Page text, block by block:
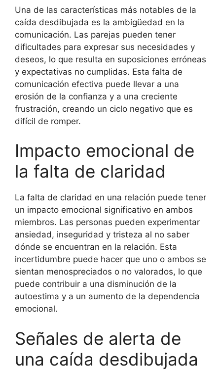
Una de las características más notables de la
caída desdibujada es la ambigüedad en la
comunicación. Las parejas pueden tener
dificultades para expresar sus necesidades y
deseos, lo que resulta en suposiciones erróneas
y expectativas no cumplidas. Esta falta de
comunicación efectiva puede llevar a una
erosión de la confianza y a una creciente
frustración, creando un ciclo negativo que es
difícil de romper.
Impacto emocional de
la falta de claridad
La falta de claridad en una relación puede tener
un impacto emocional significativo en ambos
miembros. Las personas pueden experimentar
ansiedad, inseguridad y tristeza al no saber
dónde se encuentran en la relación. Esta
incertidumbre puede hacer que uno o ambos se
sientan menospreciados o no valorados, lo que
puede contribuir a una disminución de la
autoestima y a un aumento de la dependencia
emocional.
Señales de alerta de
una caída desdibujada